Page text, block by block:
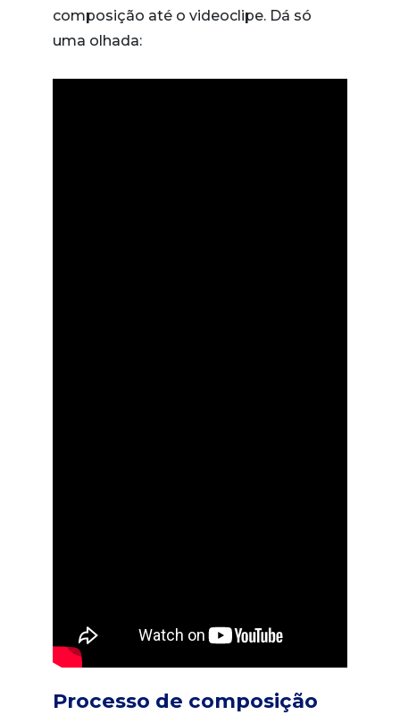
composição até o videoclipe. Dá só
uma olhada:
Processo de composição